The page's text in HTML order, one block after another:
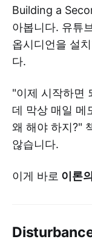
Building a
아봅니다. 유튜
옵시디언을 설
다.
"이제 시작하면
데 막상 매일 메
왜 해야 하지?"
않습니다.
이게 바로 이론